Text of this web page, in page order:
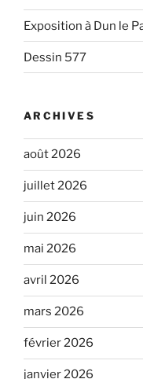
Exposition à Dun le
Dessin 577
ARCHIVES
août 2026
juillet 2026
juin 2026
mai 2026
avril 2026
mars 2026
février 2026
janvier 2026